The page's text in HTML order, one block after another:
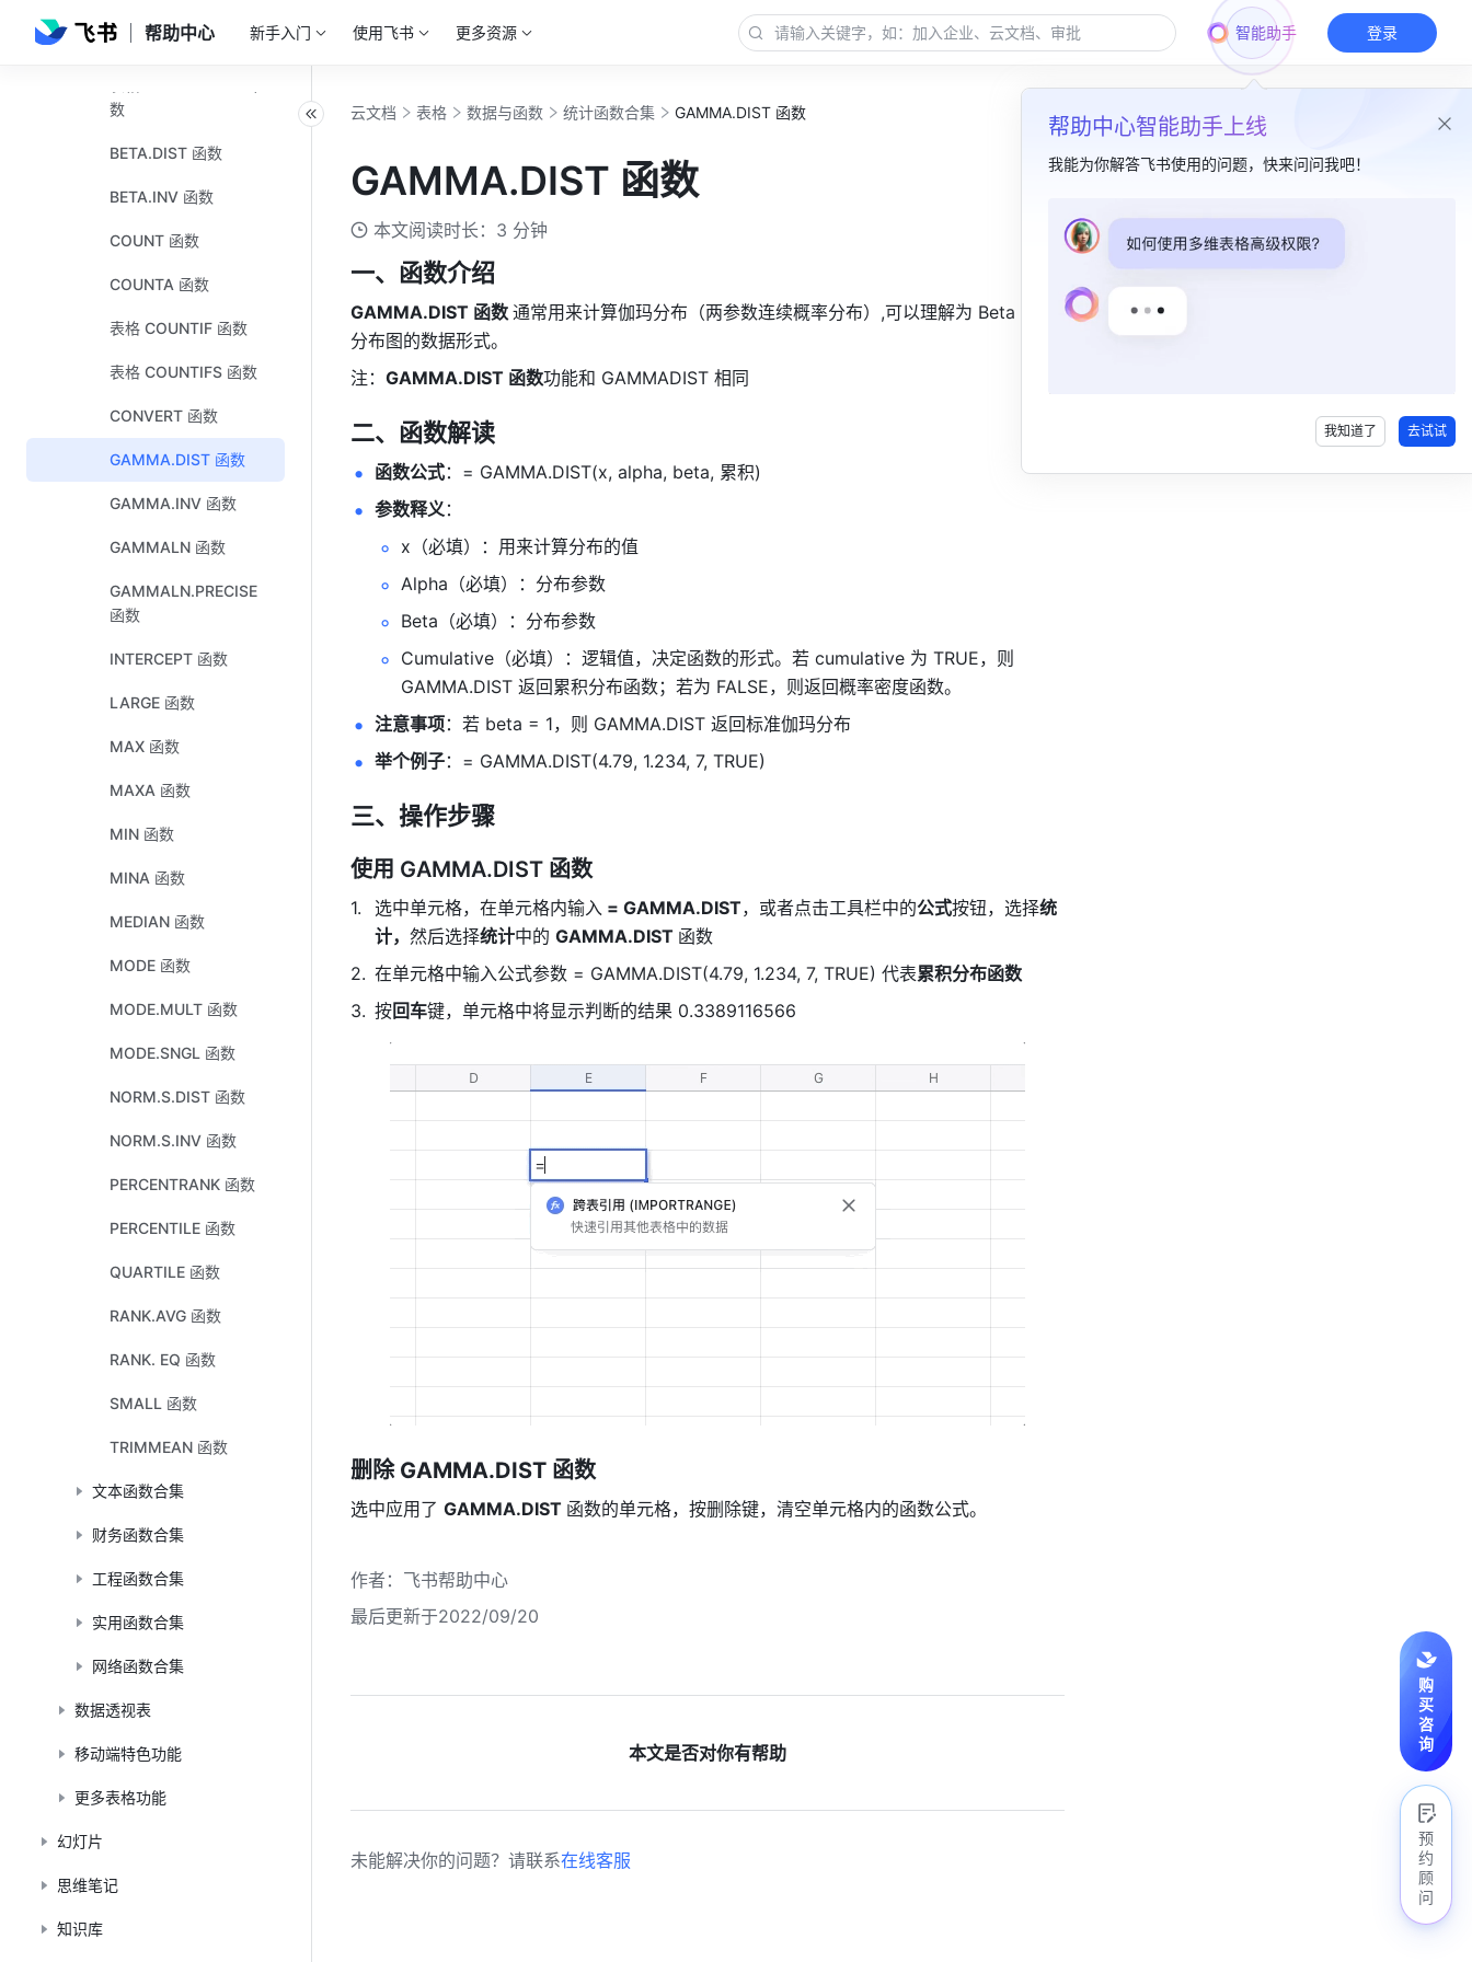
帮助中心 新手入门 使用飞书 更多资源 智能助手
帮助中心智能助手上线
我能为你解答飞书使用的问题，快来问问我吧！
我知道了 去试试
登录
表格 AVERAGEIF 函数
数
BETA.DIST 函数
BETA.INV 函数
COUNT 函数
COUNTA 函数
表格 COUNTIF 函数
表格 COUNTIFS 函数
CONVERT 函数
GAMMA.DIST 函数
GAMMA.INV 函数
GAMMALN 函数
GAMMALN.PRECISE
函数
INTERCEPT 函数
LARGE 函数
MAX 函数
MAXA 函数
MIN 函数
MINA 函数
MEDIAN 函数
MODE 函数
MODE.MULT 函数
MODE.SNGL 函数
NORM.S.DIST 函数
NORM.S.INV 函数
PERCENTRANK 函数
PERCENTILE 函数
QUARTILE 函数
RANK.AVG 函数
RANK. EQ 函数
SMALL 函数
TRIMMEAN 函数
文本函数合集
财务函数合集
工程函数合集
实用函数合集
网络函数合集
数据透视表
移动端特色功能
更多表格功能
幻灯片
思维笔记
知识库
云文档 表格 数据与函数 统计函数合集 GAMMA.DIST 函数
GAMMA.DIST 函数
本文阅读时长：3 分钟
一、函数介绍
GAMMA.DIST 函数 通常用来计算伽玛分布（两参数连续概率分布）,可以理解为 Beta 函数
分布图的数据形式。
注： GAMMA.DIST 函数功能和 GAMMADIST 相同
二、函数解读
函数公式：= GAMMA.DIST(x, alpha, beta, 累积)
参数释义：
x（必填）：用来计算分布的值
Alpha（必填）：分布参数
Beta（必填）：分布参数
Cumulative（必填）：逻辑值，决定函数的形式。若 cumulative 为 TRUE，则
GAMMA.DIST 返回累积分布函数；若为 FALSE，则返回概率密度函数。
注意事项：若 beta = 1，则 GAMMA.DIST 返回标准伽玛分布
举个例子：= GAMMA.DIST(4.79, 1.234, 7, TRUE)
三、操作步骤
使用 GAMMA.DIST 函数
选中单元格，在单元格内输入 = GAMMA.DIST，或者点击工具栏中的公式按钮，选择统
计， 然后选择统计中的 GAMMA.DIST 函数
在单元格中输入公式参数 = GAMMA.DIST(4.79, 1.234, 7, TRUE) 代表累积分布函数
按回车键，单元格中将显示判断的结果 0.3389116566
删除 GAMMA.DIST 函数
选中应用了 GAMMA.DIST 函数的单元格，按删除键，清空单元格内的函数公式。
作者 ： 飞书帮助中心
最后更新于2022/09/20
本文是否对你有帮助
未能解决你的问题？请联系在线客服
本篇目录
二、函数解读​
购
买
咨
询
预
约
顾
问